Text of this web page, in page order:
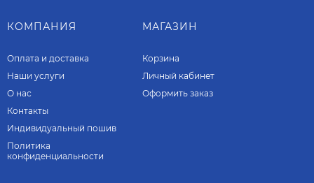
КОМПАНИЯ
Оплата и доставка
Наши услуги​
О нас
Контакты
Индивидуальный пошив
Политика
конфиденциальности
МАГАЗИН
Корзина
Личный кабинет
Оформить заказ